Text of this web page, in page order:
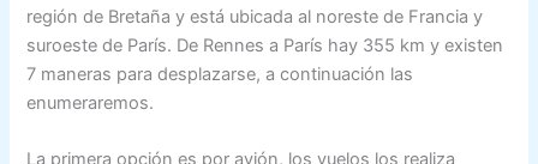
región de Bretaña y está ubicada al noreste de Francia y
suroeste de París. De Rennes a París hay 355 km y existen
7 maneras para desplazarse, a continuación las
enumeraremos.
La primera opción es por avión, los vuelos los realiza